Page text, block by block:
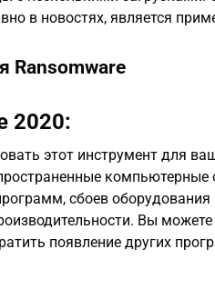
в новостях, является
Ransomware
2020:
этот инструмент для
сбоев
Вы можете
появление других